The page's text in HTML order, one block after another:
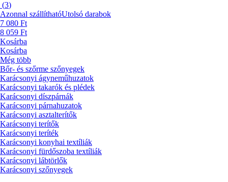
(3)
Azonnal szállíthatóUtolsó darabok
7 080 Ft
8 059 Ft
Kosárba
Kosárba
Még több
Bőr- és szőrme szőnyegek
Karácsonyi ágyneműhuzatok
Karácsonyi takarók és plédek
Karácsonyi díszpárnák
Karácsonyi párnahuzatok
Karácsonyi asztalterítők
Karácsonyi terítők
Karácsonyi teríték
Karácsonyi konyhai textíliák
Karácsonyi fürdőszoba textíliák
Karácsonyi lábtörlők
Karácsonyi szőnyegek